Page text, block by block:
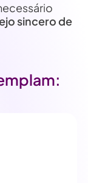
sincero de